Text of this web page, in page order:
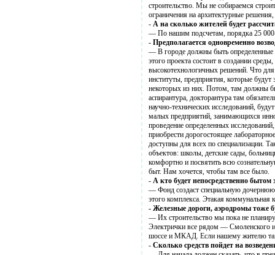
строительство. Мы не собираемся
ограничения на архитектурные
- А на сколько жителей будет
— По нашим подсчетам, порядка 25
- Предполагается одновременно
— В городе должны быть определенные
этого проекта состоит в создании
высокотехнологичных решений. Что для
институты, предприятия, которые
некоторых из них. Потом, там должны
аспирантура, докторантура там
научно-технических исследований,
малых предприятий, занимающихся
проведение определенных
приобрести дорогостоящее
доступны для всех по специализации.
объектов: школы, детские сады,
комфортно и посвятить всю
быт. Нам хочется, чтобы там все было.
- А кто будет непосредственно
— Фонд создаст специальную дочернюю
этого комплекса. Этакая коммунальная
- Железные дороги, аэродромы тоже
— Их строительство мы пока не
Электрички все рядом — Смоленского и
шоссе и МКАД. Если нашему жителю
- Сколько средств пойдет на